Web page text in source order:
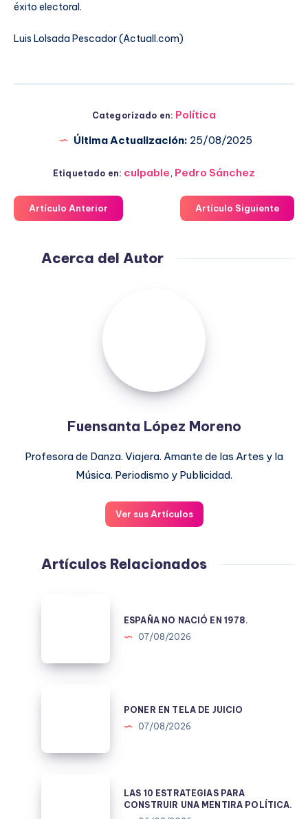
éxito electoral.
Luis Lolsada Pescador (Actuall.com)
Categorizado en: Política
Última Actualización: 25/08/2025
Etiquetado en: culpable, Pedro Sánchez
Artículo Anterior Artículo Siguiente
Acerca del Autor
Fuensanta López Moreno
Profesora de Danza. Viajera. Amante de las Artes y la
Música. Periodismo y Publicidad.
Ver sus Artículos
Artículos Relacionados
1978.
ESPAÑA NO NACIÓ EN 1978.
07/08/2026
JUICIO
PONER EN TELA DE JUICIO
07/08/2026
LAS 10 ESTRATEGIAS PARA
CONSTRUIR UNA MENTIRA POLÍTICA.